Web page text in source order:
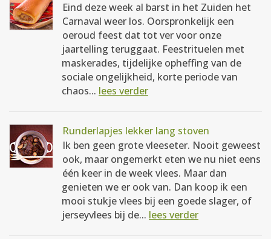
Eind deze week al barst in het Zuiden het
Carnaval weer los. Oorspronkelijk een
oeroud feest dat tot ver voor onze
jaartelling teruggaat. Feestrituelen met
maskerades, tijdelijke opheffing van de
sociale ongelijkheid, korte periode van
chaos... lees verder
Runderlapjes lekker lang stoven
Ik ben geen grote vleeseter. Nooit geweest
ook, maar ongemerkt eten we nu niet eens
één keer in de week vlees. Maar dan
genieten we er ook van. Dan koop ik een
mooi stukje vlees bij een goede slager, of
jerseyvlees bij de... lees verder